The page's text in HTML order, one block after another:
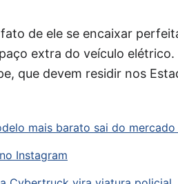
de ele se encaixar
extra do veículo
que devem residir nos
mais barato sai do mercado
Instagram